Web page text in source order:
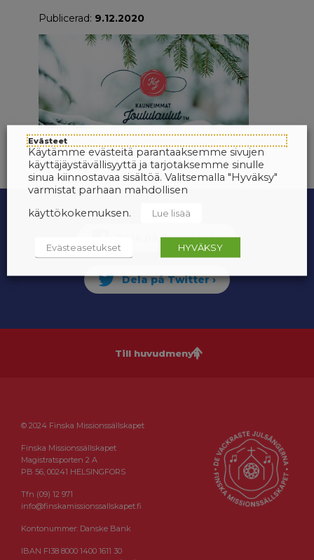
Publicerad: 9.12.2020
Till huvudmenyn
© 2024 Finska Missionssällskapet
Finska Missionssällskapet
Magistratsporten 2 A
PB 56, 00241 HELSINGFORS
Tfn (09) 12 971
info@finskamissionssallskapet.fi
Kontonummer: Danske Bank
IBAN FI38 8000 1400 1611 30
Evästeet
Käytämme evästeitä parantaaksemme sivujen
käyttäjäystävällisyyttä ja tarjotaksemme sinulle
sinua kiinnostavaa sisältöä. Valitsemalla "Hyväksy"
varmistat parhaan mahdollisen
käyttökokemuksen.
Lue lisää
Evästeasetukset HYVÄKSY